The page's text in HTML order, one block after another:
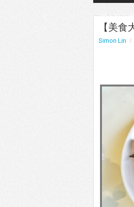
懶人包台灣
【美
Simon Lin